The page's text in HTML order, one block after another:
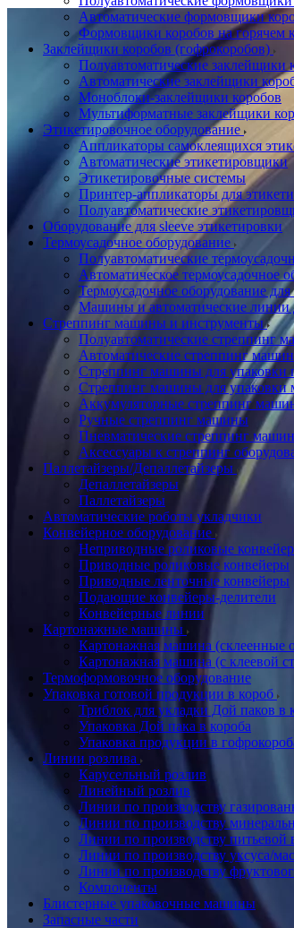
Автоматические формовщики
Формовщики коробов на горячем
Заклейщики коробов (гофрокоробов)
Полуавтоматические заклейщики
Автоматические заклейщики
Моноблоки-заклейщики коробов
Мультиформатные заклейщики
Этикетировочное оборудование
Аппликаторы самоклеящихся
Автоматические этикетировщики
Этикетировочные системы
Принтер-аппликаторы для
Полуавтоматические
Оборудование для sleeve этикетировки
Термоусадочное оборудование
Полуавтоматические
Автоматическое термоусадочное
Термоусадочное оборудование
Машины и автоматические линии
Стреппинг машины и инструменты
Полуавтоматические стреппинг
Автоматические стреппинг
Стреппинг машины для упаковки
Стреппинг машины для упаковки
Аккумуляторные стреппинг
Ручные стреппинг машины
Пневматические стреппинг
Аксессуары к стреппинг
Паллетайзеры/Депаллетайзеры
Депаллетайзеры
Паллетайзеры
Автоматические роботы укладчики
Конвейерное оборудование
Неприводные роликовые
Приводные роликовые конвейеры
Приводные ленточные конвейеры
Подающие конвейеры-делители
Конвейерные линии
Картонажные машины
Картонажная машина (склеенные
Картонажная машина (с клеевой
Термоформовочное оборудование
Упаковка готовой продукции в короб
Триблок для укладки Дой паков в
Упаковка Дой пака в короба
Упаковка продукции в
Линии розлива
Карусельный розлив
Линейный розлив
Линии по производству
Линии по производству
Линии по производству питьевой
Линии по производству уксуса/
Линии по производству
Компоненты
Блистерные упаковочные машины
Запасные части